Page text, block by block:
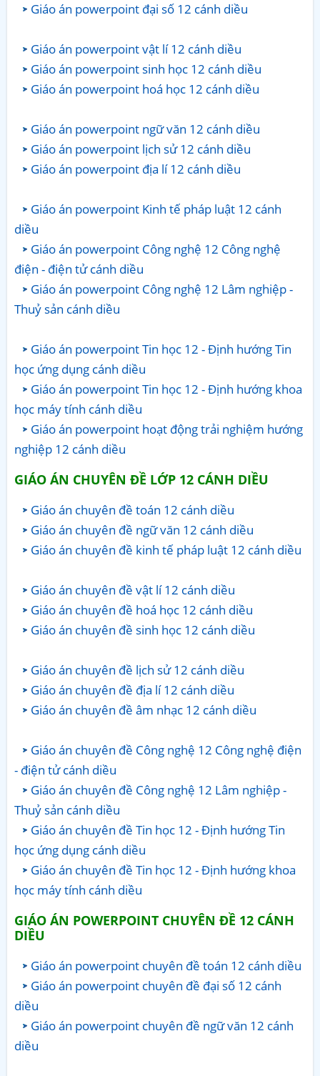
Giáo án powerpoint đại số 12 cánh diều
Giáo án powerpoint vật lí 12 cánh diều
Giáo án powerpoint sinh học 12 cánh diều
Giáo án powerpoint hoá học 12 cánh diều
Giáo án powerpoint ngữ văn 12 cánh diều
Giáo án powerpoint lịch sử 12 cánh diều
Giáo án powerpoint địa lí 12 cánh diều
Giáo án powerpoint Kinh tế pháp luật 12 cánh
diều
Giáo án powerpoint Công nghệ 12 Công nghệ
điện - điện tử cánh diều
Giáo án powerpoint Công nghệ 12 Lâm nghiệp -
Thuỷ sản cánh diều
Giáo án powerpoint Tin học 12 - Định hướng Tin
học ứng dụng cánh diều
Giáo án powerpoint Tin học 12 - Định hướng khoa
học máy tính cánh diều
Giáo án powerpoint hoạt động trải nghiệm hướng
nghiệp 12 cánh diều
GIÁO ÁN CHUYÊN ĐỀ LỚP 12 CÁNH DIỀU
Giáo án chuyên đề toán 12 cánh diều
Giáo án chuyên đề ngữ văn 12 cánh diều
Giáo án chuyên đề kinh tế pháp luật 12 cánh diều
Giáo án chuyên đề vật lí 12 cánh diều
Giáo án chuyên đề hoá học 12 cánh diều
Giáo án chuyên đề sinh học 12 cánh diều
Giáo án chuyên đề lịch sử 12 cánh diều
Giáo án chuyên đề địa lí 12 cánh diều
Giáo án chuyên đề âm nhạc 12 cánh diều
Giáo án chuyên đề Công nghệ 12 Công nghệ điện
- điện tử cánh diều
Giáo án chuyên đề Công nghệ 12 Lâm nghiệp -
Thuỷ sản cánh diều
Giáo án chuyên đề Tin học 12 - Định hướng Tin
học ứng dụng cánh diều
Giáo án chuyên đề Tin học 12 - Định hướng khoa
học máy tính cánh diều
GIÁO ÁN POWERPOINT CHUYÊN ĐỀ 12 CÁNH
DIỀU
Giáo án powerpoint chuyên đề toán 12 cánh diều
Giáo án powerpoint chuyên đề đại số 12 cánh
diều
Giáo án powerpoint chuyên đề ngữ văn 12 cánh
diều